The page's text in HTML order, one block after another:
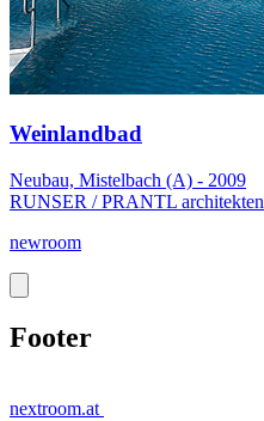
Weinlandbad
Neubau, Mistelbach (A) - 2009
RUNSER / PRANTL architekten
newroom
Footer
nextroom.at